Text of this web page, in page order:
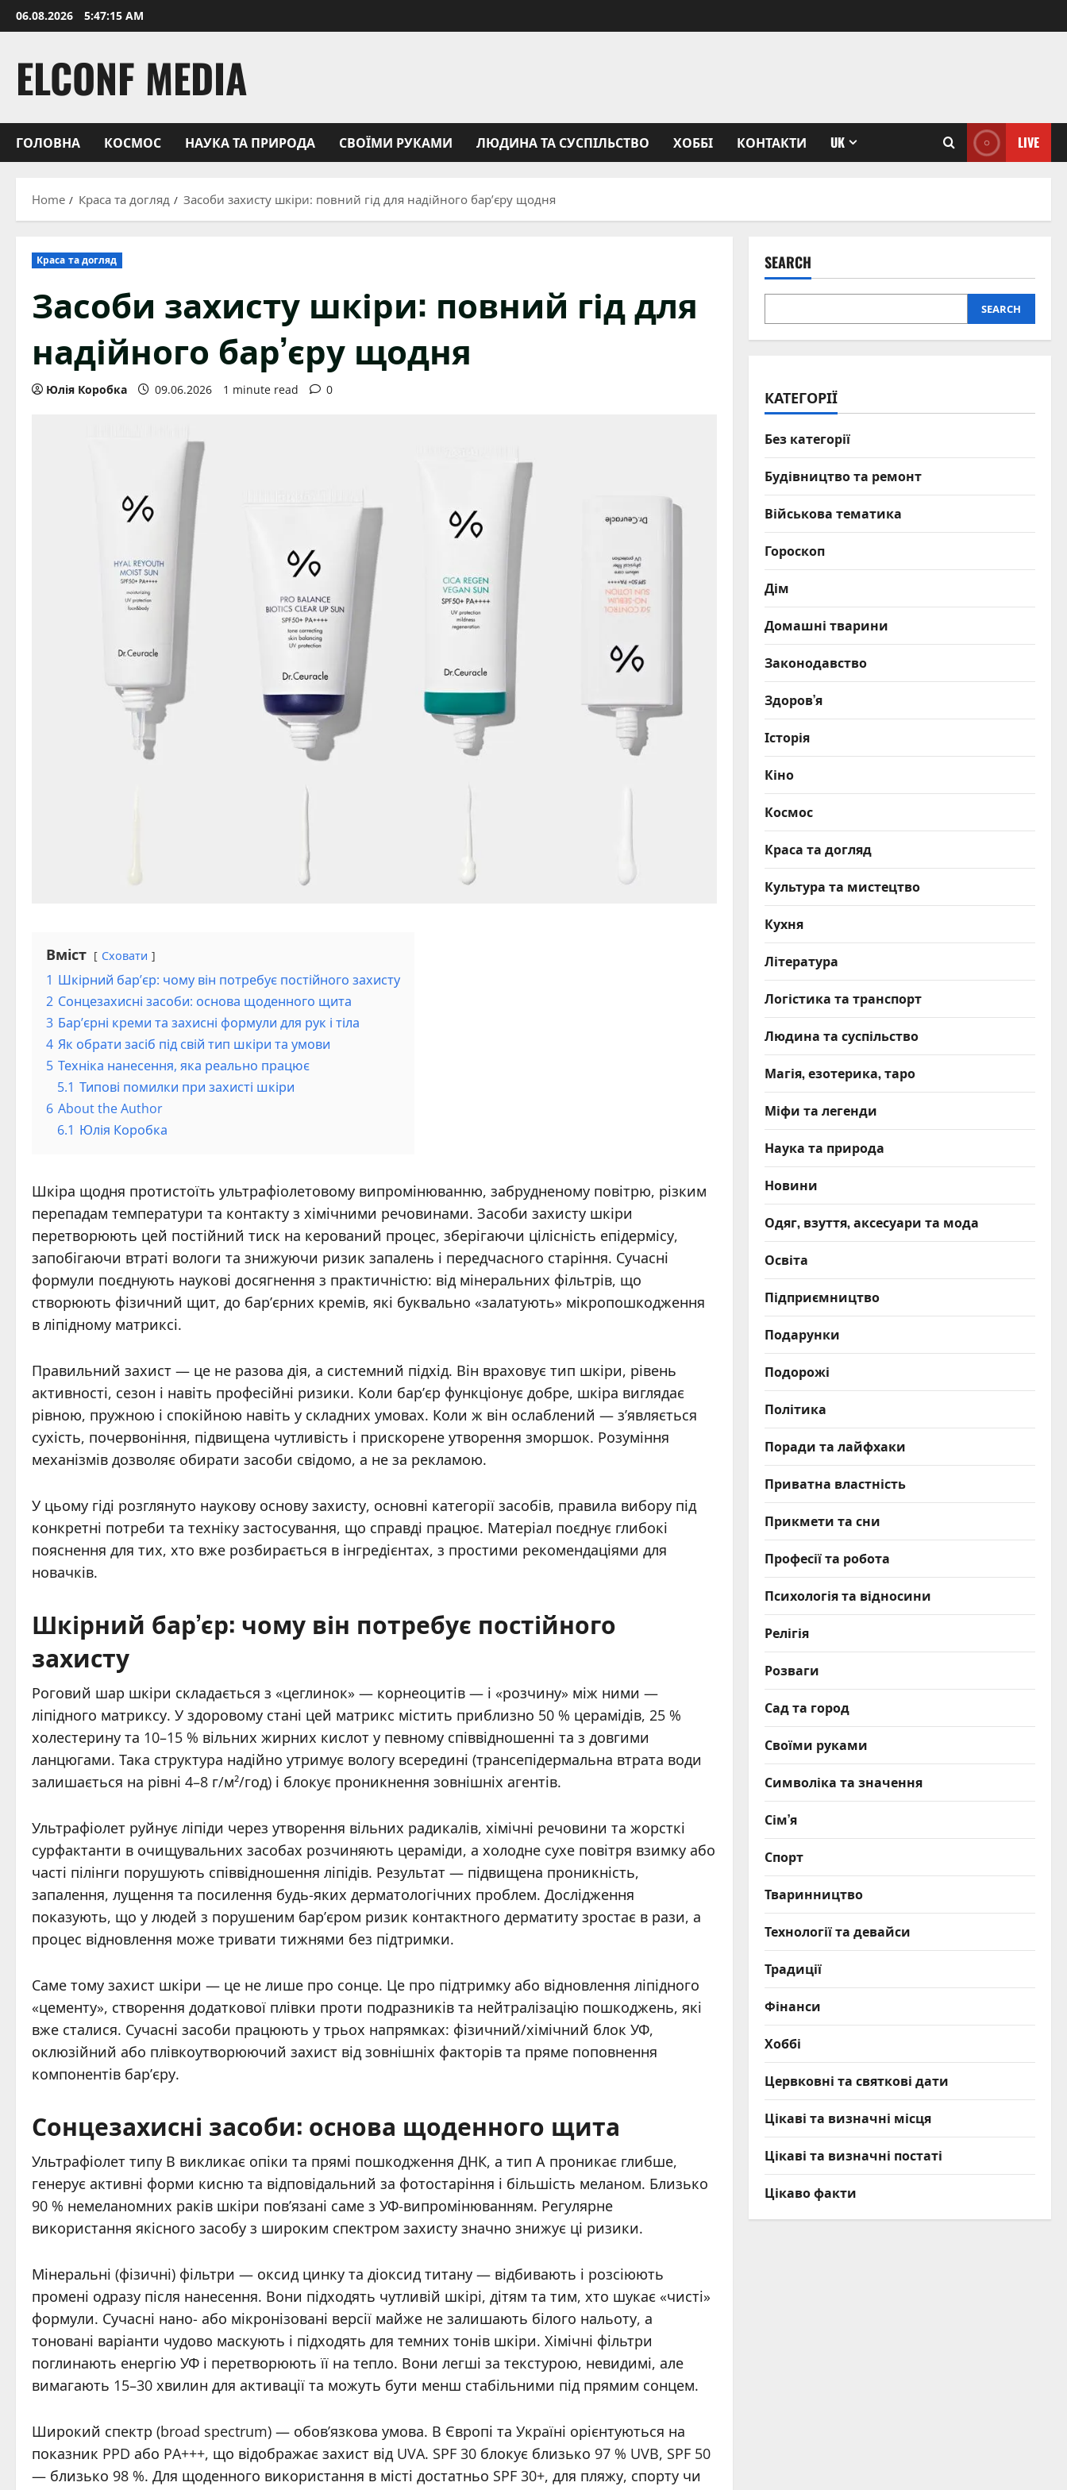
Skip
to
06.08.2026 5:47:16 AM
ELCONF MEDIA
ГОЛОВНА КОСМОС НАУКА ТА ПРИРОДА СВОЇМИ РУКАМИ ЛЮДИНА ТА СУСПІЛЬСТВО ХОББІ КОНТАКТИ UK LIVE
Home Краса та догляд Засоби захисту шкіри: повний гід для надійного бар’єру щодня
Краса та догляд
Засоби захисту шкіри: повний гід для
надійного бар’єру щодня
Юлія Коробка 09.06.2026 1 minute read 0
Вміст Сховати
1 Шкірний бар’єр: чому він потребує постійного захисту
2 Сонцезахисні засоби: основа щоденного щита
3 Бар’єрні креми та захисні формули для рук і тіла
4 Як обрати засіб під свій тип шкіри та умови
5 Техніка нанесення, яка реально працює
5.1 Типові помилки при захисті шкіри
6 About the Author
6.1 Юлія Коробка
Шкіра щодня протистоїть ультрафіолетовому випромінюванню, забрудненому повітрю, різким
перепадам температури та контакту з хімічними речовинами. Засоби захисту шкіри
перетворюють цей постійний тиск на керований процес, зберігаючи цілісність епідермісу,
запобігаючи втраті вологи та знижуючи ризик запалень і передчасного старіння. Сучасні
формули поєднують наукові досягнення з практичністю: від мінеральних фільтрів, що
створюють фізичний щит, до бар’єрних кремів, які буквально «залатують» мікропошкодження
в ліпідному матриксі.
Правильний захист — це не разова дія, а системний підхід. Він враховує тип шкіри, рівень
активності, сезон і навіть професійні ризики. Коли бар’єр функціонує добре, шкіра виглядає
рівною, пружною і спокійною навіть у складних умовах. Коли ж він ослаблений — з’являється
сухість, почервоніння, підвищена чутливість і прискорене утворення зморшок. Розуміння
механізмів дозволяє обирати засоби свідомо, а не за рекламою.
У цьому гіді розглянуто наукову основу захисту, основні категорії засобів, правила вибору під
конкретні потреби та техніку застосування, що справді працює. Матеріал поєднує глибокі
пояснення для тих, хто вже розбирається в інгредієнтах, з простими рекомендаціями для
новачків.
Шкірний бар’єр: чому він потребує постійного
захисту
Роговий шар шкіри складається з «цеглинок» — корнеоцитів — і «розчину» між ними —
ліпідного матриксу. У здоровому стані цей матрикс містить приблизно 50 % церамідів, 25 %
холестерину та 10–15 % вільних жирних кислот у певному співвідношенні та з довгими
ланцюгами. Така структура надійно утримує вологу всередині (трансепідермальна втрата води
залишається на рівні 4–8 г/м²/год) і блокує проникнення зовнішніх агентів.
Ультрафіолет руйнує ліпіди через утворення вільних радикалів, хімічні речовини та жорсткі
сурфактанти в очищувальних засобах розчиняють цераміди, а холодне сухе повітря взимку або
часті пілінги порушують співвідношення ліпідів. Результат — підвищена проникність,
запалення, лущення та посилення будь-яких дерматологічних проблем. Дослідження
показують, що у людей з порушеним бар’єром ризик контактного дерматиту зростає в рази, а
процес відновлення може тривати тижнями без підтримки.
Саме тому захист шкіри — це не лише про сонце. Це про підтримку або відновлення ліпідного
«цементу», створення додаткової плівки проти подразників та нейтралізацію пошкоджень, які
вже сталися. Сучасні засоби працюють у трьох напрямках: фізичний/хімічний блок УФ,
оклюзійний або плівкоутворюючий захист від зовнішніх факторів та пряме поповнення
компонентів бар’єру.
Сонцезахисні засоби: основа щоденного щита
Ультрафіолет типу В викликає опіки та прямі пошкодження ДНК, а тип А проникає глибше,
генерує активні форми кисню та відповідальний за фотостаріння і більшість меланом. Близько
90 % немеланомних раків шкіри пов’язані саме з УФ-випромінюванням. Регулярне
використання якісного засобу з широким спектром захисту значно знижує ці ризики.
Мінеральні (фізичні) фільтри — оксид цинку та діоксид титану — відбивають і розсіюють
промені одразу після нанесення. Вони підходять чутливій шкірі, дітям та тим, хто шукає «чисті»
формули. Сучасні нано- або мікронізовані версії майже не залишають білого нальоту, а
тоновані варіанти чудово маскують і підходять для темних тонів шкіри. Хімічні фільтри
поглинають енергію УФ і перетворюють її на тепло. Вони легші за текстурою, невидимі, але
вимагають 15–30 хвилин для активації та можуть бути менш стабільними під прямим сонцем.
Широкий спектр (broad spectrum) — обов’язкова умова. В Європі та Україні орієнтуються на
показник PPD або PA+++, що відображає захист від UVA. SPF 30 блокує близько 97 % UVB, SPF 50
— близько 98 %. Для щоденного використання в місті достатньо SPF 30+, для пляжу, спорту чи
SEARCH
SEARCH
КАТЕГОРІЇ
Без категорії
Будівництво та ремонт
Військова тематика
Гороскоп
Дім
Домашні тварини
Законодавство
Здоров’я
Історія
Кіно
Космос
Краса та догляд
Культура та мистецтво
Кухня
Література
Логістика та транспорт
Людина та суспільство
Магія, езотерика, таро
Міфи та легенди
Наука та природа
Новини
Одяг, взуття, аксесуари та мода
Освіта
Підприємництво
Подарунки
Подорожі
Політика
Поради та лайфхаки
Приватна властність
Прикмети та сни
Професії та робота
Психологія та відносини
Релігія
Розваги
Сад та город
Своїми руками
Символіка та значення
Сім’я
Спорт
Тваринництво
Технології та девайси
Традиції
Фінанси
Хоббі
Цервковні та святкові дати
Цікаві та визначні місця
Цікаві та визначні постаті
Цікаво факти